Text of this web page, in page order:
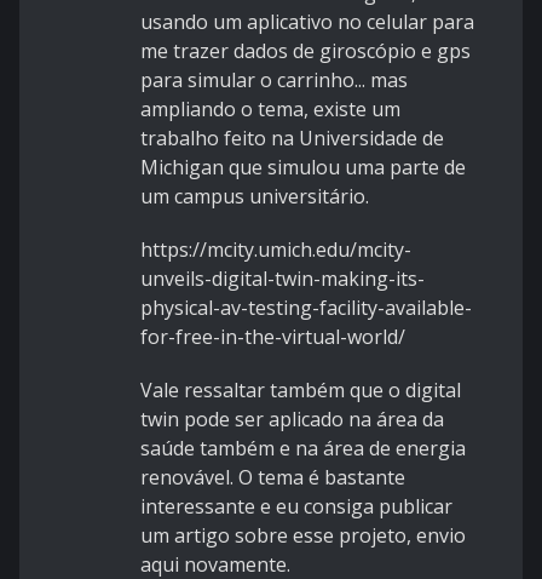
usando um aplicativo no celular para
me trazer dados de giroscópio e gps
para simular o carrinho... mas
ampliando o tema, existe um
trabalho feito na Universidade de
Michigan que simulou uma parte de
um campus universitário.
https://mcity.umich.edu/mcity-
unveils-digital-twin-making-its-
physical-av-testing-facility-available-
for-free-in-the-virtual-world/
Vale ressaltar também que o digital
twin pode ser aplicado na área da
saúde também e na área de energia
renovável. O tema é bastante
interessante e eu consiga publicar
um artigo sobre esse projeto, envio
aqui novamente.